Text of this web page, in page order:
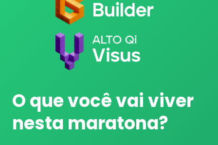
O que você vai viver
nesta maratona?